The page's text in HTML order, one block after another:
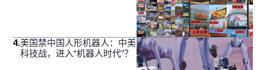
4.美国禁中国人形机器人：中美
科技战，进入“机器人时代”？